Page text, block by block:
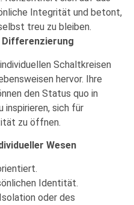
Integrität und betont,
treu zu bleiben.
Differenzierung
Schaltkreisen
hervor. Ihre
den Status quo in
inspirieren, sich für
zu öffnen.
Wesen
Identität.
oder des